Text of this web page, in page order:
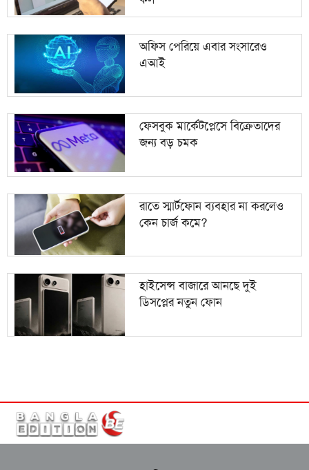
অফিস পেরিয়ে এবার সংসারেও
এআই
ফেসবুক মার্কেটপ্লেসে বিক্রেতাদের
জন্য বড় চমক
রাতে স্মার্টফোন ব্যবহার না করলেও
কেন চার্জ কমে?
হাইসেন্স বাজারে আনছে দুই
ডিসপ্লের নতুন ফোন